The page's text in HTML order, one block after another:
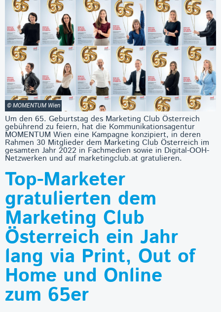
© MOMENTUM Wien
Um den 65. Geburtstag des Marketing Club Österreich
gebührend zu feiern, hat die Kommunikationsagentur
MOMENTUM Wien eine Kampagne konzipiert, in deren
Rahmen 30 Mitglieder dem Marketing Club Österreich im
gesamten Jahr 2022 in Fachmedien sowie in Digital-OOH-
Netzwerken und auf marketingclub.at gratulieren.
Top-Marketer
gratulierten dem
Marketing Club
Österreich ein Jahr
lang via Print, Out of
Home und Online
zum 65er